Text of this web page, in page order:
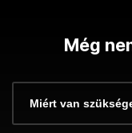
Még
Miért van